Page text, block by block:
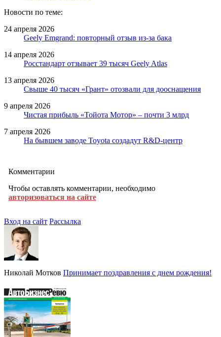
Новости по теме:
24 апреля 2026
Geely Emgrand: повторный отзыв из-за бака
14 апреля 2026
Росстандарт отзывает 39 тысяч Geely Atlas
13 апреля 2026
Свыше 40 тысяч «Грант» отозвали для дооснащения
9 апреля 2026
Чистая прибыль «Тойота Мотор» – почти 3 млрд
7 апреля 2026
На бывшем заводе Toyota создадут R&D-центр
Комментарии
Чтобы оставлять комментарии, необходимо
авторизоваться на сайте
Вход на сайт Рассылка
Николай Мотков Принимает поздравления с днем рождения!